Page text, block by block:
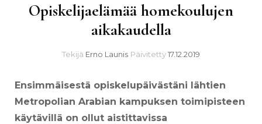
Opiskelijaelämää homekoulujen
aikakaudella
Tekijä Erno Launis Päivitetty17.12.2019
Ensimmäisestä opiskelupäivästäni lähtien
Metropolian Arabian kampuksen toimipisteen
käytävillä on ollut aistittavissa